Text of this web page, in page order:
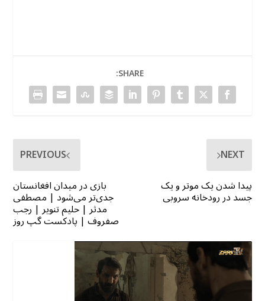
SHARE:
PREVIOUS
بازی در میدان افغانستان
جدی‌تر می‌شود | مصطفی
مدثر | حلیم تنویر | رجب
صفروف | پادکست گپ روز
NEXT
پیدا شدن یک موتر و یک
جسد در رودخانه سروبی